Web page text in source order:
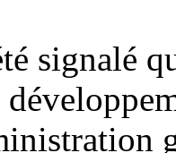
signalé